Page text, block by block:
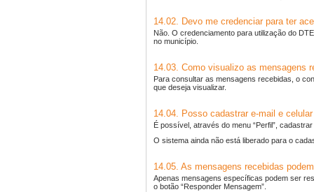
14.02. Devo me credenciar para ter
Não. O credenciamento para utilização do
no município.
14.03. Como visualizo as mensagens
Para consultar as mensagens recebidas, o
que deseja visualizar.
14.04. Posso cadastrar e-mail e
É possível, através do menu “Perfil”,
O sistema ainda não está liberado para o
14.05. As mensagens recebidas
Apenas mensagens específicas podem ser
o botão “Responder Mensagem”.